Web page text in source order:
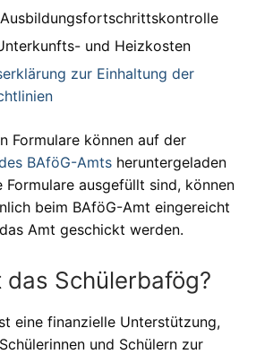
und Heizkosten
zur Einhaltung der
Formulare können auf der
BAföG-Amts heruntergeladen
Formulare ausgefüllt sind, können
beim BAföG-Amt eingereicht
Amt geschickt werden.
das Schülerbafög?
eine finanzielle Unterstützung,
und Schülern zur